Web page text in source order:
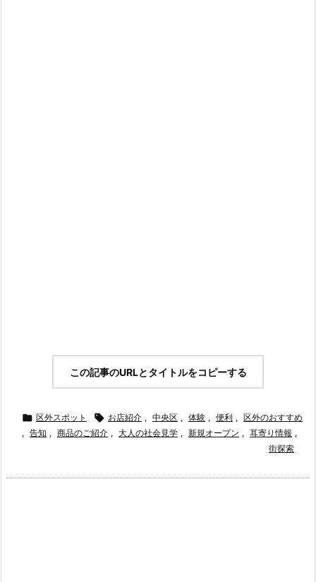
この記事のURLとタイトルをコピーする
 区外スポット  お店紹介 , 中央区 , 体験 , 便利 , 区外のおすすめ
, 告知 , 商品のご紹介 , 大人の社会見学 , 新規オープン , 耳寄り情報 ,
街探索